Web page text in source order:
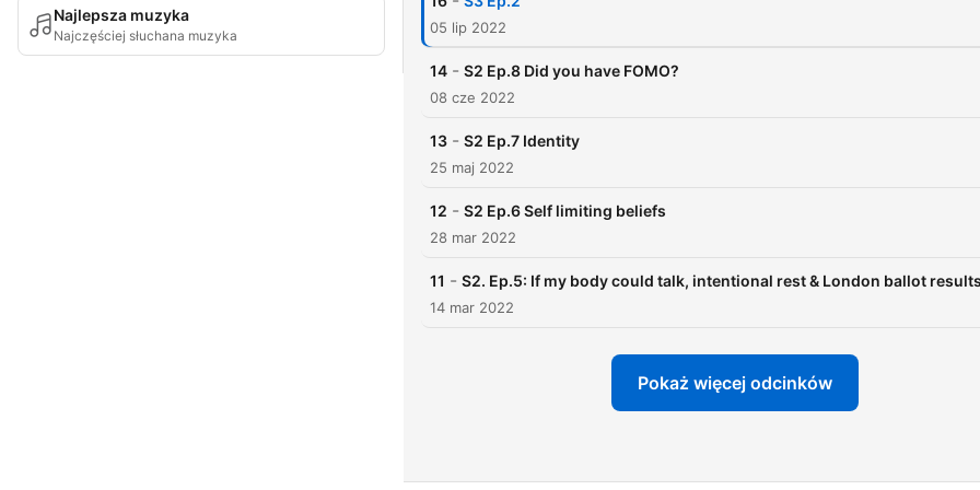
Najlepsza muzyka
Najczęściej słuchana muzyka 05 lip 2022
14 - S2 Ep.8 Did you have FOMO?
08 cze 2022
13 - S2 Ep.7 Identity
25 maj 2022
12 - S2 Ep.6 Self limiting beliefs
28 mar 2022
11 - S2. Ep.5: If my body could talk, intentional rest & London ballot
14 mar 2022
Pokaż więcej odcinków